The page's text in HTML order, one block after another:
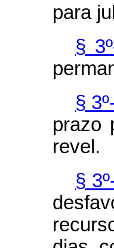
para
§
§
prazo
revel.
§